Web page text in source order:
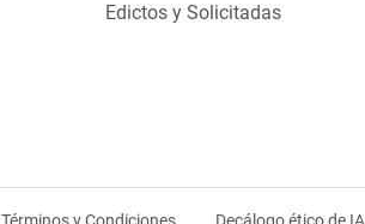
Edictos y Solicitadas